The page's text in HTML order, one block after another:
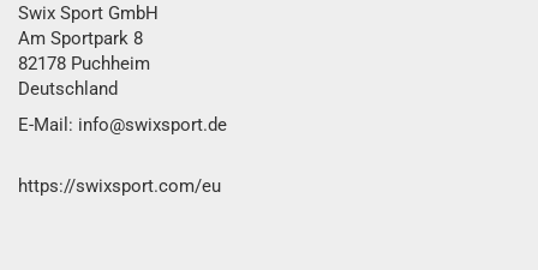
Swix Sport GmbH​
Am Sportpark 8
82178 Puchheim
Deutschland
E-Mail: info@swixsport.de
https://swixsport.com/eu